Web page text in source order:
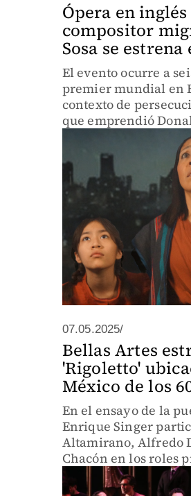
Ópera en
compositor
Sosa se
El evento ocurre a
premier mundial en
contexto de
que emprendió
Estados Unidos
su segundo mandato
07.05.2025/
Bellas Artes
'Rigoletto'
México de los
En el ensayo de la
Enrique Singer
Altamirano, Alfredo
Chacón en los roles
ópera, que se